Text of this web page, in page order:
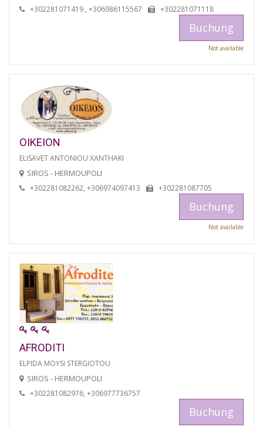
+302281071419 , +306986115567 +302281071118
Buchung
Not available
OIKEION
ELISAVET ANTONIOU XANTHAKI
SIROS - HERMOUPOLI
+302281082262, +306974097413 +302281087705
Buchung
Not available
AFRODITI
ELPIDA MOYSI STERGIOTOU
SIROS - HERMOUPOLI
+302281082976, +306977736757
Buchung